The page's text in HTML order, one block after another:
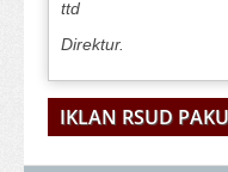
ttd
Direktur.
IKLAN RSUD